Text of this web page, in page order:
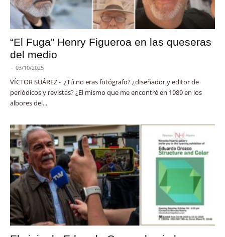
“El Fuga” Henry Figueroa en las queseras
del medio
- 03/10/2025
VÍCTOR SUÁREZ - ¿Tú no eras fotógrafo? ¿diseñador y editor de
periódicos y revistas? ¿El mismo que me encontré en 1989 en los
albores del...